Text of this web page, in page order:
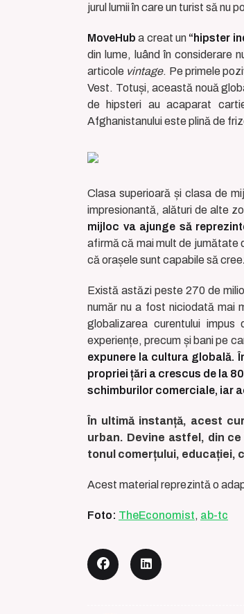
jurul lumii în care un turist să nu
MoveHub a creat un “hipster
din lume, luând în considerare
articole vintage. Pe primele
Vest. Totuși, această nouă
de hipsteri au acaparat
Afghanistanului este plină de
Clasa superioară și clasa de
impresionantă, alături de alte
mijloc va ajunge să
afirmă că mai mult de jumătate
că orașele sunt capabile să
Există astăzi peste 270 de
număr nu a fost niciodată mai
globalizarea curentului
experiențe, precum și bani pe
expunere la cultura globală.
propriei țări a crescus de la
schimburilor comerciale, iar
În ultimă instanță, acest
urban. Devine astfel, din
tonul comerțului, educației,
Acest material reprezintă o
Foto: TheEconomist, ab-tc